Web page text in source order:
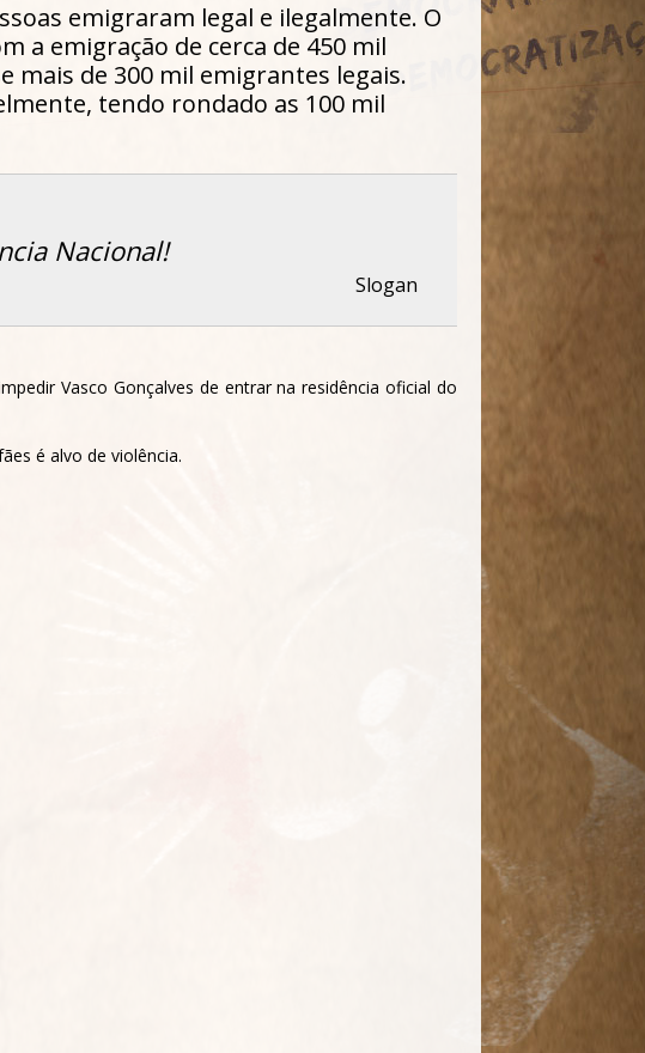
emigraram legal e ilegalmente. O
a emigração de cerca de 450 mil
mais de 300 mil emigrantes legais.
tendo rondado as 100 mil
Nacional!
Slogan
Vasco Gonçalves de entrar na residência oficial do
é alvo de violência.